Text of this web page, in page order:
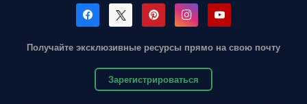
Получайте эксклюзивные ресурсы прямо на свою почту
Зарегистрироваться